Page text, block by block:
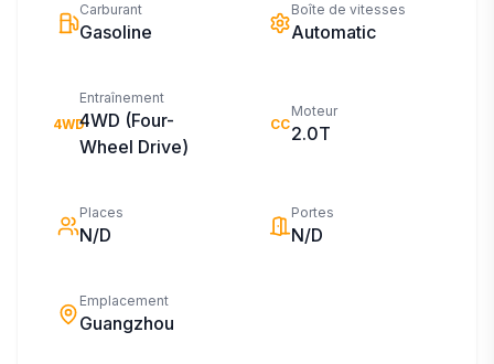
Carburant
Gasoline
Boîte de vitesses
Automatic
4WD
Entraînement
4WD (Four-
Wheel Drive)
CC
Moteur
2.0T
Places
N/D
Portes
N/D
Emplacement
Guangzhou